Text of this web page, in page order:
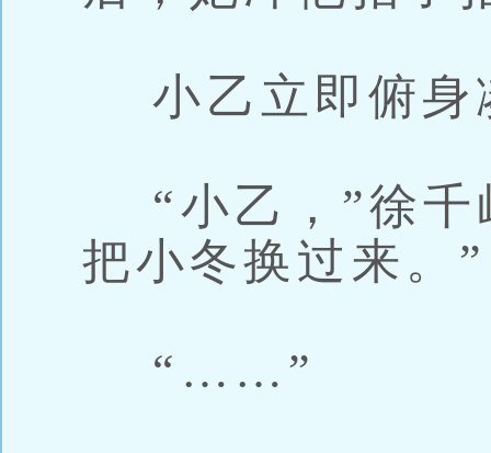
小乙立即俯身
“小乙，”徐千
把小冬换过来。”
“……”